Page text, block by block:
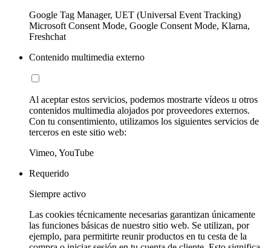
Google Tag Manager, UET (Universal Event Tracking)
Microsoft Consent Mode, Google Consent Mode, Klarna,
Freshchat
Contenido multimedia externo
Al aceptar estos servicios, podemos mostrarte vídeos u otros
contenidos multimedia alojados por proveedores externos.
Con tu consentimiento, utilizamos los siguientes servicios de
terceros en este sitio web:
Vimeo, YouTube
Requerido
Siempre activo
Las cookies técnicamente necesarias garantizan únicamente
las funciones básicas de nuestro sitio web. Se utilizan, por
ejemplo, para permitirte reunir productos en tu cesta de la